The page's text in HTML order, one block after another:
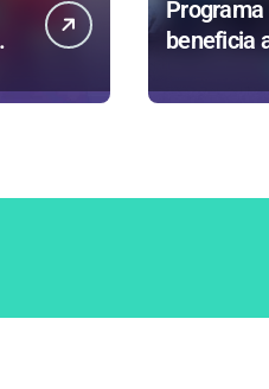
beneficia
de